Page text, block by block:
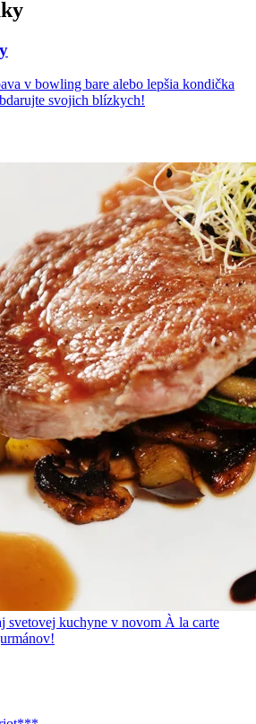
v bowling bare alebo lepšia kondička
svojich blízkych!
svetovej kuchyne v novom À la carte